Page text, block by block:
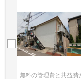
無料の管理費と共益費